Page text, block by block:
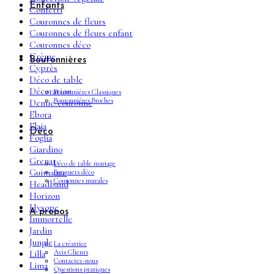
Enfants
Boutonnières
Boutonnières Classiques
Boutonnières Broches
Déco
Déco de table mariage
Bouquets déco
Couronnes murales
A propos
La créatrice
Avis Clients
Contactez-nous
Questions pratiques
Confetti
Couronnes de fleurs
Couronnes de fleurs enfant
Couronnes déco
Crème
Cyprès
Déco de table
Décoration
Demie-couronne
Ebora
Elaia
Foglia
Giardino
Grenat
Guimauve
Headband
Horizon
Hysope
Immortelle
Jardin
Jungle
Lilla
Lima